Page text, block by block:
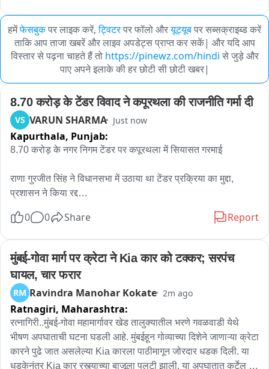
हमेंफेसबुकपर लाइक करें, ट्विटरपर फॉलो औरयूट्यूबपर सब्सक्राइब्ड करें
ताकि आप ताजा खबरें और लाइव अपडेट्स प्राप्त कर सकें| और यदि आप
विस्तार से पढ़ना चाहते हैं तो https://pinewz.com/hindi से जुड़े और
पाए अपने इलाके की हर छोटी सी छोटी खबर|
8.70 करोड़ के टेंडर विवाद ने कपूरथला की राजनीति गर्मा दी
VS VARUN SHARMA Just now
Kapurthala, Punjab:
8.70 करोड़ के नगर निगम टेंडर पर कपूरथला में सियासत गरमाई
राणा गुरजीत सिंह ने विधानसभा में उठाया था टेंडर प्रक्रिया का मुद्दा,
प्रशासन ने किया रद्द
कपूरथला। कपूरथला नगर निगम के करीब 8 करोड़ 70 लाख रुपये के
को लेकर कपूरथला के विधायक राणा गुरजीत सिंह ने पंजाब विधानसभा के
सेशन में मामला उठाते हुए इसमें पारदर्शिता को लेकर सवाल खड़े किए थे।
इसके बाद प्रशासनिक स्तर पर उक्त टेंडर को रद्द किए जाने की कार्रवाई
सामने आई है। टेंडर रद्द होने के बाद अब यह मामला कपूरथला की राजनीति
में चर्चा का केंद्र बन गया है।
AAP, अकाली दल और भाजपा ने टेंडर रद्द होने को बताया दुर्भाग्यपूर्ण
टेंडर रद्द किए जाने के बाद आम आदमी पार्टी, शिरोमणि अकाली दल और
0 0 Share Report
मुंबई-गोवा मार्ग पर क्रेटा ने Kia कार को टक्कर; सरपंच
घायल, चार फरार
RM Ravindra Manohar Kokate 2m ago
Ratnagiri, Maharashtra:
रत्नागिरी..मुंबई-गोवा महामार्गावर खेड तालुक्यातील भरणे गवळवाडी येथे
भीषण अपघाताची घटना घडली आहे. मुंबईहून गोव्याच्या दिशेने जाणाऱ्या क्रेटा
कारने पुढे जात असलेल्या Kia कारला पाठीमागून जोरदार धडक दिली. या
धडकेनंतर Kia कार रस्त्याच्या बाजूला पलटी झाली. या अपघातात कर्टेल